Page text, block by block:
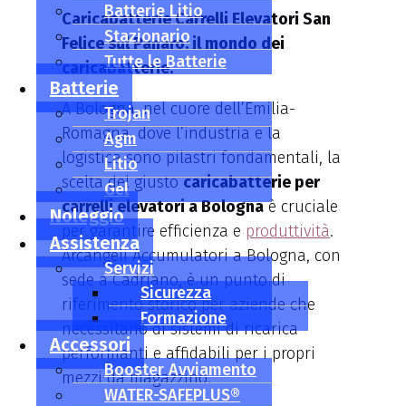
Batterie Litio
Stazionario
Tutte le Batterie
Batterie
Trojan
Agm
Litio
Gel
Noleggio
Assistenza
Servizi
Sicurezza
Formazione
Accessori
Booster Avviamento
WATER-SAFEPLUS®
Caricabatterie Carrelli Elevatori San
Felice sul Panaro: il mondo dei
caricabatterie.
A Bologna, nel cuore dell’Emilia-
Romagna, dove l’industria e la
logistica sono pilastri fondamentali, la
scelta del giustocaricabatterie per
carrelli elevatori a Bolognaè cruciale
per garantire efficienza e produttività.
Arcangeli Accumulatori a Bologna, con
sede a Cadriano, è un punto di
riferimento storico per aziende che
necessitano di sistemi di ricarica
performanti e affidabili per i propri
mezzi da magazzino.